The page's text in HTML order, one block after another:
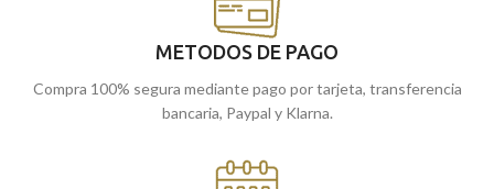
METODOS DE PAGO
Compra 100% segura mediante pago por tarjeta, transferencia
bancaria, Paypal y Klarna.